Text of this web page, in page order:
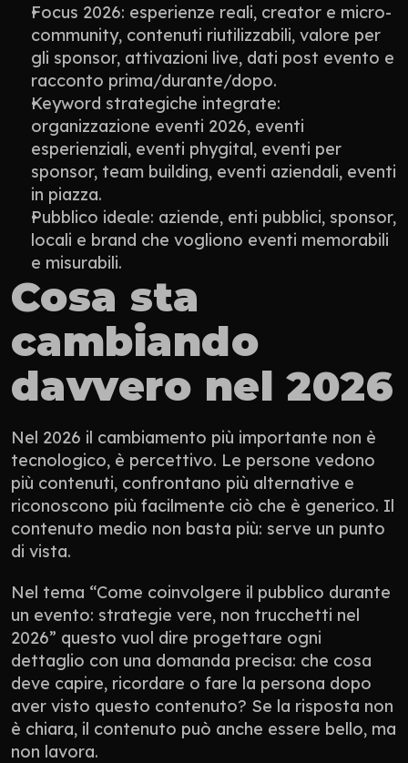
Focus 2026: esperienze reali, creator e micro-
community, contenuti riutilizzabili, valore per
gli sponsor, attivazioni live, dati post evento e
racconto prima/durante/dopo.
Keyword strategiche integrate:
organizzazione eventi 2026, eventi
esperienziali, eventi phygital, eventi per
sponsor, team building, eventi aziendali, eventi
in piazza.
Pubblico ideale: aziende, enti pubblici, sponsor,
locali e brand che vogliono eventi memorabili
e misurabili.
Cosa sta
cambiando
davvero nel 2026
Nel 2026 il cambiamento più importante non è
tecnologico, è percettivo. Le persone vedono
più contenuti, confrontano più alternative e
riconoscono più facilmente ciò che è generico. Il
contenuto medio non basta più: serve un punto
di vista.
Nel tema “Come coinvolgere il pubblico durante
un evento: strategie vere, non trucchetti nel
2026” questo vuol dire progettare ogni
dettaglio con una domanda precisa: che cosa
deve capire, ricordare o fare la persona dopo
aver visto questo contenuto? Se la risposta non
è chiara, il contenuto può anche essere bello, ma
non lavora.